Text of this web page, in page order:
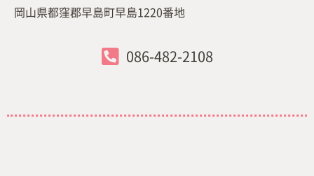
岡山県都窪郡早島町早島1220番地
086-482-2108